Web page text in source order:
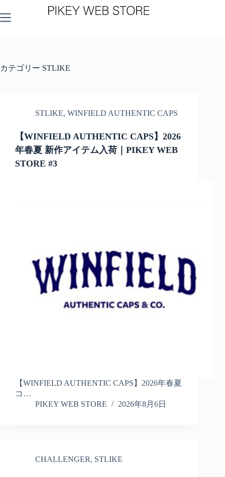
ン
ス
カテゴリー STLIKE
STLIKE, WINFIELD AUTHENTIC CAPS
【WINFIELD AUTHENTIC CAPS】2026
年春夏 新作アイテム入荷｜PIKEY WEB
STORE #3
【WINFIELD AUTHENTIC CAPS】2026年春夏
コ…
PIKEY WEB STORE
2026年8月6日
CHALLENGER, STLIKE